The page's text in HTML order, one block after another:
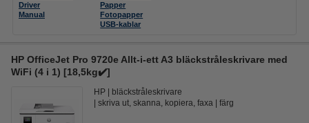
Driver
Manual
Papper
Fotopapper
USB-kablar
HP OfficeJet Pro 9720e Allt-i-ett A3 bläckstråleskrivare med
WiFi (4 i 1) [18,5kg✔️]
HP
bläckstråleskrivare
skriva ut, skanna, kopiera, faxa
färg